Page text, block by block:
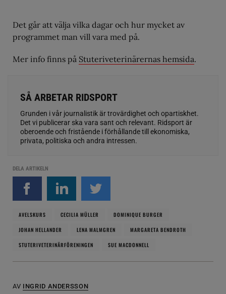
Det går att välja vilka dagar och hur mycket av
programmet man vill vara med på.
Mer info finns på Stuteriveterinärernas hemsida.
SÅ ARBETAR RIDSPORT
Grunden i vår journalistik är trovärdighet och opartiskhet.
Det vi publicerar ska vara sant och relevant. Ridsport är
oberoende och fristående i förhållande till ekonomiska,
privata, politiska och andra intressen.
DELA ARTIKELN
AVELSKURS CECILIA MÜLLER
DOMINIQUE BURGER
JOHAN HELLANDER
LENA MALMGREN
MARGARETA BENDROTH
STUTERIVETERINÄRFÖRENINGEN
SUE MACDONNELL
AV INGRID ANDERSSON